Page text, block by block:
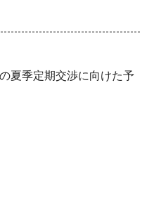
夏季定期交渉に向けた予